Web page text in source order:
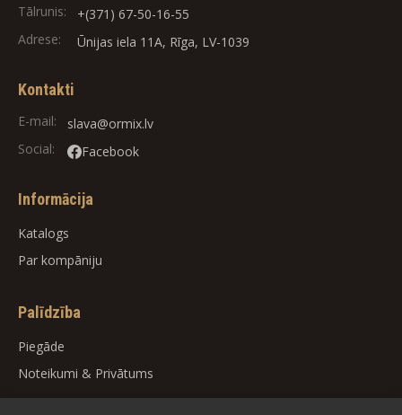
Tālrunis:
+(371) 67-50-16-55
Adrese:
Ūnijas iela 11A, Rīga, LV-1039
Kontakti
E-mail:
slava@ormix.lv
Social:
Facebook
Informācija
Katalogs
Par kompāniju
Palīdzība
Piegāde
Noteikumi & Privātums